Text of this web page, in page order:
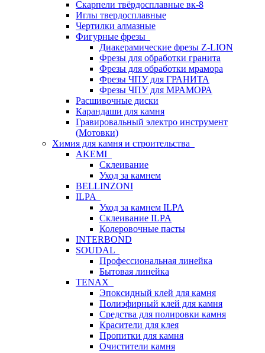
Скарпели твёрдосплавные вк-8
Иглы твердосплавные
Чертилки алмазные
Фигурные фрезы
Диакерамические фрезы Z-LION
Фрезы для обработки гранита
Фрезы для обработки мрамора
Фрезы ЧПУ для ГРАНИТА
Фрезы ЧПУ для МРАМОРА
Расшивочные диски
Карандаши для камня
Гравировальный электро инструмент
(Мотовки)
Химия для камня и строительства
AKEMI
Склеивание
Уход за камнем
BELLINZONI
ILPA
Уход за камнем ILPA
Склеивание ILPA
Колеровочные пасты
INTERBOND
SOUDAL
Профессиональная линейка
Бытовая линейка
TENAX
Эпоксидный клей для камня
Полиэфирный клей для камня
Средства для полировки камня
Красители для клея
Пропитки для камня
Очистители камня